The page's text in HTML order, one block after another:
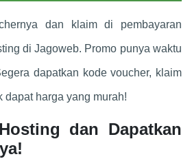
dan klaim di pembayaran
di Jagoweb. Promo punya waktu
dapatkan kode voucher, klaim
dapat harga yang murah!
dan Dapatkan